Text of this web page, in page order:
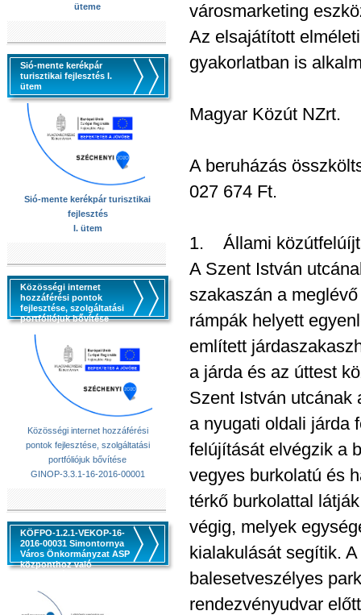
üteme
Sió-mente kerékpár
turisztikai fejlesztés I.
ütem
Sió-mente kerékpár turisztikai
fejlesztés
I. ütem
Közösségi internet
hozzáférési pontok
fejlesztése, szolgáltatási
portfóliójuk bővítése
Közösségi internet hozzáférési
pontok fejlesztése, szolgáltatási
portfóliójuk bővítése
GINOP-3.3.1-16-2016-00001
KÖFPO-1.2.1-VEKOP-16-
2016-00031 Simontornya
Város Önkormányzat ASP
központhoz való
városmarketing
Az elsajátított
gyakorlatban is
Magyar Közút NZrt.
A beruházás
027 674 Ft.
1. Állami
A Szent István
szakaszán a
rámpák helyett
említett
a járda és az úttest
Szent István utcának
a nyugati oldali járda
felújítását elvégzik a
vegyes burkolatú és
térkő burkolattal
végig, melyek
kialakulását segítik.
balesetveszélyes
rendezvényudvar